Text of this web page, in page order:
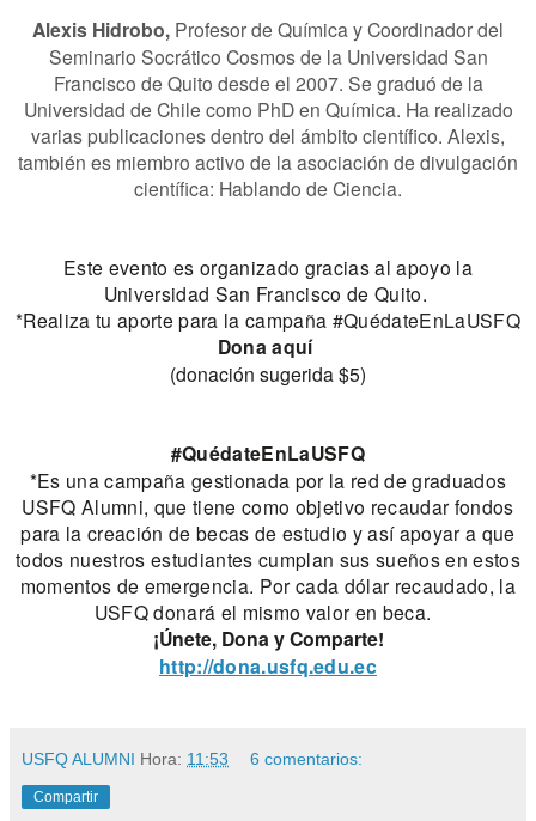
Alexis Hidrobo, Profesor de Química y Coordinador del
Seminario Socrático Cosmos de la Universidad San
Francisco de Quito desde el 2007. Se graduó de la
Universidad de Chile como PhD en Química. Ha realizado
varias publicaciones dentro del ámbito científico. Alexis,
también es miembro activo de la asociación de divulgación
científica: Hablando de Ciencia.
Este evento es organizado gracias al apoyo la
Universidad San Francisco de Quito.
*Realiza tu aporte para la campaña #QuédateEnLaUSFQ
Donaaquí
(donación sugerida $5)
#QuédateEnLaUSFQ
*Es una campaña gestionada por la red de graduados
USFQ Alumni, que tiene como objetivo recaudar fondos
para la creación de becas de estudio y así apoyar a que
todos nuestros estudiantes cumplan sus sueños en estos
momentos de emergencia. Por cada dólar recaudado, la
USFQ donará el mismo valor en beca.
¡Únete, Dona y Comparte!
http://dona.usfq.edu.ec
USFQ ALUMNI Hora: 11:53 6 comentarios:
Compartir